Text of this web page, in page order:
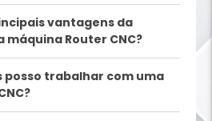
vantagens da
máquina Router CNC?
posso trabalhar com uma